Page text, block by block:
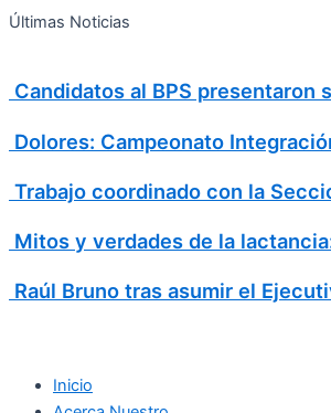
Ir
Últimas Noticias
Candidatos al BPS presentaron
Dolores: Campeonato
Trabajo coordinado con la
Mitos y verdades de la
Raúl Bruno tras asumir el
Inicio
Search